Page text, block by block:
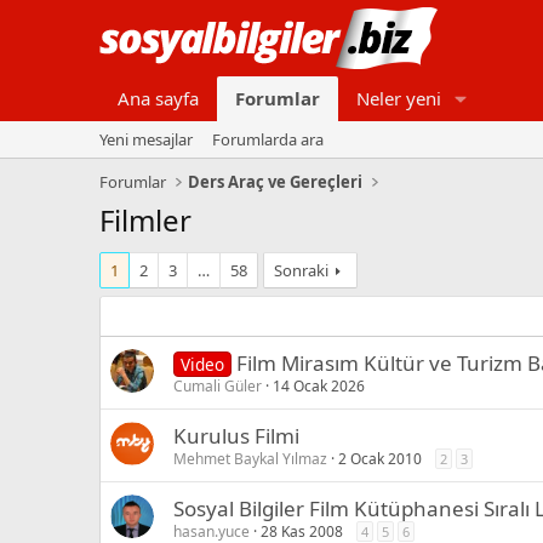
Ana sayfa Forumlar Neler yeni
Yeni mesajlar
Forumlarda ara
Forumlar
Ders Araç ve Gereçleri
Filmler
1 2 3 … 58 Sonraki
Video Film Mirasım Kültür ve Turizm
Cumali Güler 14 Ocak 2026
Kurulus Filmi
Mehmet Baykal Yılmaz 2 Ocak 2010 2 3
Sosyal Bilgiler Film Kütüphanesi Sıralı
hasan.yuce 28 Kas 2008 4 5 6